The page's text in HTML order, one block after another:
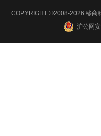
COPYRIGHT ©2008-2026 移商
沪公网